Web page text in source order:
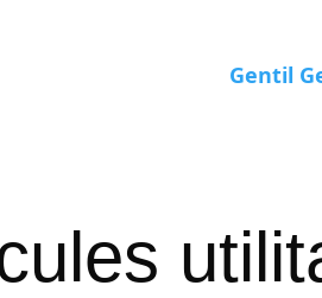
Gentil